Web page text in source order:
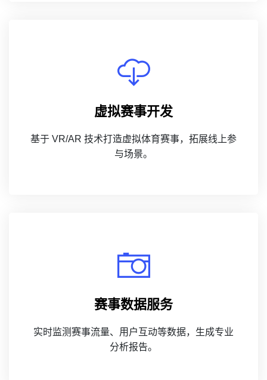
虚拟赛事开发
基于 VR/AR 技术打造虚拟体育赛事，拓展线上参
与场景。
赛事数据服务
实时监测赛事流量、用户互动等数据，生成专业
分析报告。